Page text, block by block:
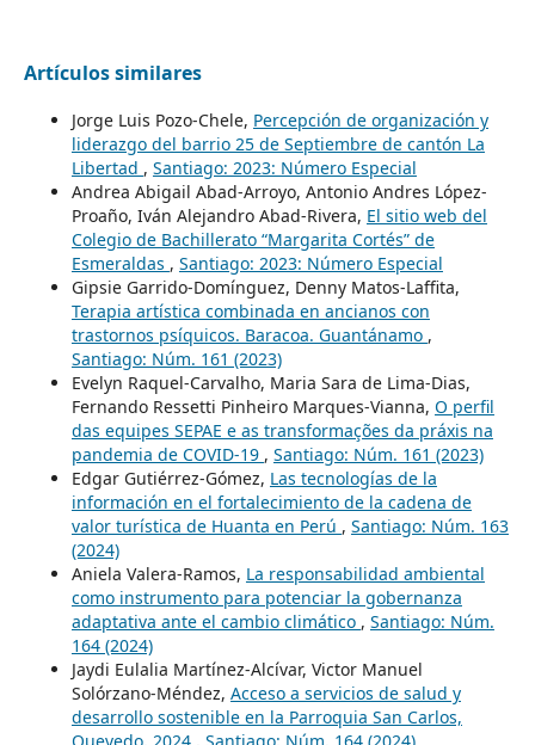
Artículos similares
Jorge Luis Pozo-Chele, Percepción de organización y
liderazgo del barrio 25 de Septiembre de cantón La
Libertad , Santiago: 2023: Número Especial
Andrea Abigail Abad-Arroyo, Antonio Andres López-
Proaño, Iván Alejandro Abad-Rivera, El sitio web del
Colegio de Bachillerato “Margarita Cortés” de
Esmeraldas , Santiago: 2023: Número Especial
Gipsie Garrido-Domínguez, Denny Matos-Laffita,
Terapia artística combinada en ancianos con
trastornos psíquicos. Baracoa. Guantánamo ,
Santiago: Núm. 161 (2023)
Evelyn Raquel-Carvalho, Maria Sara de Lima-Dias,
Fernando Ressetti Pinheiro Marques-Vianna, O perfil
das equipes SEPAE e as transformações da práxis na
pandemia de COVID-19 , Santiago: Núm. 161 (2023)
Edgar Gutiérrez-Gómez, Las tecnologías de la
información en el fortalecimiento de la cadena de
valor turística de Huanta en Perú , Santiago: Núm. 163
(2024)
Aniela Valera-Ramos, La responsabilidad ambiental
como instrumento para potenciar la gobernanza
adaptativa ante el cambio climático , Santiago: Núm.
164 (2024)
Jaydi Eulalia Martínez-Alcívar, Victor Manuel
Solórzano-Méndez, Acceso a servicios de salud y
desarrollo sostenible en la Parroquia San Carlos,